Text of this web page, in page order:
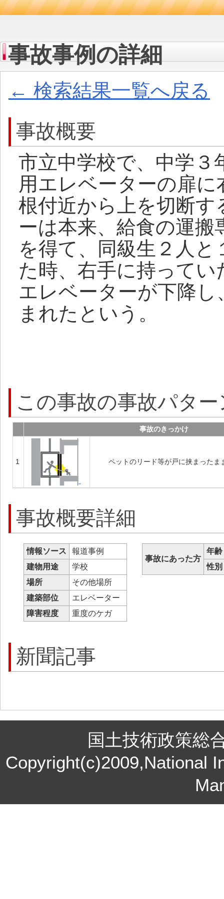
事故事例の詳細
← 検索結果一覧へ戻る
事故概要
市立中学校で、中学３
用エレベーターの扉
根付近から上を切断
ーは本来、給食の運
を得て、同級生２人
た時、右手に持って
エレベーターが下降
まれたという。
この事故の事故パター
事故のきっかけ
1 ペットのリード等が戸に挟まった
事故概要詳細
情報ソース
報道事例
建物用途
学校
場所
その他場所
建築部位
エレベーター
障害程度
重度のケガ
事故にあった方
年齢
性別
新聞記事
国土技術政策
Copyright(c)2009,National